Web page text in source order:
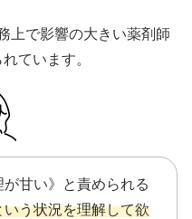
上で影響の大きい薬剤師
ています。
甘い》と責められる
う状況を理解して欲